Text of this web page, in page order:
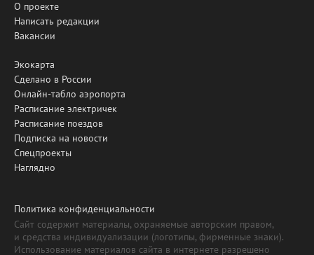
О проекте
Написать редакции
Вакансии
Экокарта
Сделано в России
Онлайн-табло аэропорта
Расписание электричек
Расписание поездов
Подписка на новости
Спецпроекты
Наглядно
Политика конфиденциальности
Сайт содержит материалы, охраняемые авторским правом,
и средства индивидуализации (логотипы, фирменные знаки).
Использование материалов сайта в интернете разрешено